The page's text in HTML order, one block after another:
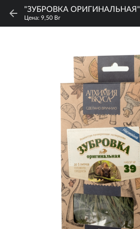
Цена: 9,50 Br